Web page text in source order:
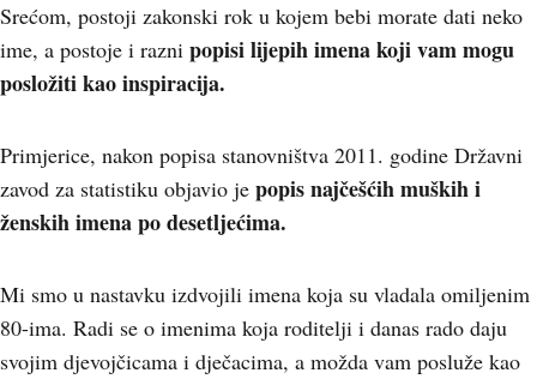
Srećom, postoji zakonski rok u kojem bebi morate dati neko
ime, a postoje i razni popisi lijepih imena koji vam mogu
posložiti kao inspiracija.
Primjerice, nakon popisa stanovništva 2011. godine Državni
zavod za statistiku objavio je popis najčešćih muških i
ženskih imena po desetljećima.
Mi smo u nastavku izdvojili imena koja su vladala omiljenim
80-ima. Radi se o imenima koja roditelji i danas rado daju
svojim djevojčicama i dječacima, a možda vam posluže kao